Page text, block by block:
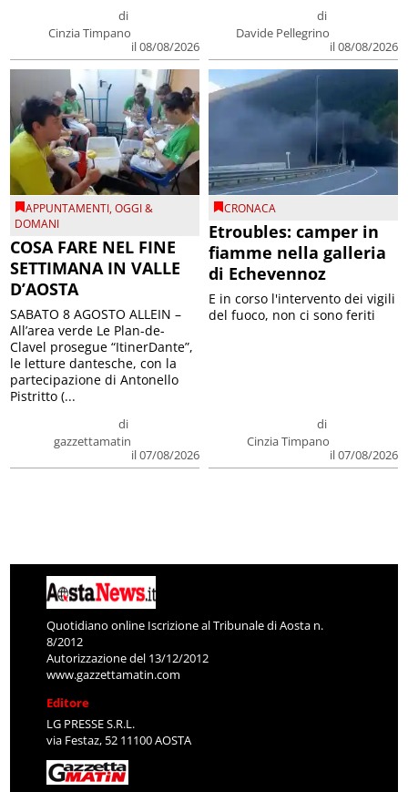
di
Cinzia Timpano
il 08/08/2026
di
Davide Pellegrino
il 08/08/2026
APPUNTAMENTI,OGGI &
DOMANI
COSA FARE NEL FINE
SETTIMANA IN VALLE
D’AOSTA
di
gazzettamatin
il 07/08/2026
SABATO 8 AGOSTO ALLEIN –
All’area verde Le Plan-de-
Clavel prosegue “ItinerDante”,
le letture dantesche, con la
partecipazione di Antonello
Pistritto (...
CRONACA
Etroubles: camper in
fiamme nella galleria
di Echevennoz
di
Cinzia Timpano
il 07/08/2026
E in corso l'intervento dei vigili
del fuoco, non ci sono feriti
Quotidiano online Iscrizione al Tribunale di Aosta n.
8/2012
Autorizzazione del 13/12/2012
www.gazzettamatin.com
Editore
LG PRESSE S.R.L.
via Festaz, 52 11100 AOSTA